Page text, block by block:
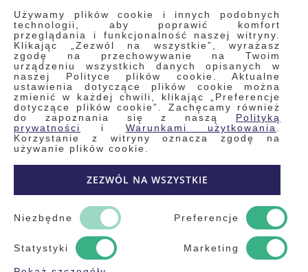
Używamy plików cookie i innych podobnych
technologii, aby poprawić komfort
przeglądania i funkcjonalność naszej witryny.
Klikając „Zezwól na wszystkie”, wyrażasz
zgodę na przechowywanie na Twoim
urządzeniu wszystkich danych opisanych w
naszej Polityce plików cookie. Aktualne
ustawienia dotyczące plików cookie można
zmienić w każdej chwili, klikając „Preferencje
dotyczące plików cookie”. Zachęcamy również
do zapoznania się z naszą Polityką
prywatności
i Warunkami użytkowania
Korzystanie z witryny oznacza zgodę na
używanie plików cookie.
ZEZWÓL NA WSZYSTKIE
Niezbędne Preferencje
Statystyki Marketing
INFORMACJE
Regulamin
Polityka prywatności i pliki cookie
Wyszukiwane frazy
Wyszukiwanie zaawansowane
Zamówienia
Skontaktuj się z nami
Odstąp od umowy
Kontakt